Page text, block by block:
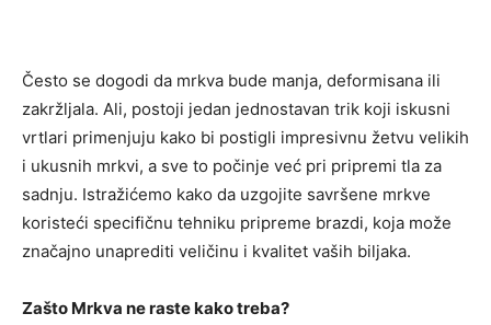
Često se dogodi da mrkva bude manja, deformisana ili
zakržljala. Ali, postoji jedan jednostavan trik koji iskusni
vrtlari primenjuju kako bi postigli impresivnu žetvu velikih
i ukusnih mrkvi, a sve to počinje već pri pripremi tla za
sadnju. Istražićemo kako da uzgojite savršene mrkve
koristeći specifičnu tehniku pripreme brazdi, koja može
značajno unaprediti veličinu i kvalitet vaših biljaka.
Zašto Mrkva ne raste kako treba?